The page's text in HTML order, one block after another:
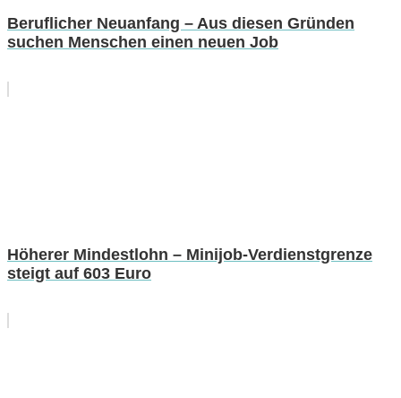
Beruflicher Neuanfang – Aus diesen Gründen
suchen Menschen einen neuen Job
Höherer Mindestlohn – Minijob-Verdienstgrenze
steigt auf 603 Euro